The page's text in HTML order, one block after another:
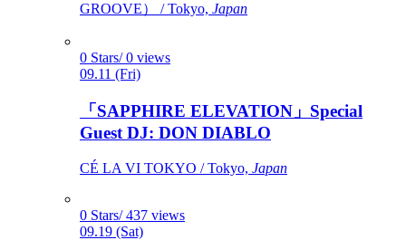
GROOVE） / Tokyo, Japan
0 Stars/ 0 views
09.11 (Fri)
「SAPPHIRE ELEVATION」Special
Guest DJ: DON DIABLO
CÉ LA VI TOKYO / Tokyo, Japan
0 Stars/ 437 views
09.19 (Sat)